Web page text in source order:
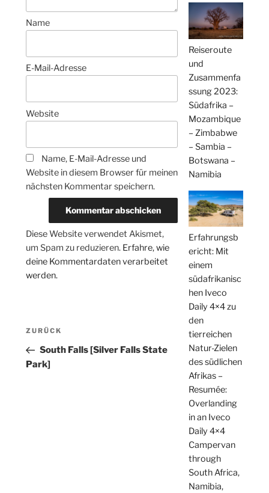
Name
E-Mail-Adresse
Website
Name, E-Mail-Adresse und
Website in diesem Browser für meinen
nächsten Kommentar speichern.
Diese Website verwendet Akismet,
um Spam zu reduzieren. Erfahre, wie
deine Kommentardaten verarbeitet
werden.
Beitragsnavigation
Vorheriger
Beitrag
ZURÜCK
South Falls [Silver Falls State
Park]
Reiseroute
und
Zusammenfa
ssung 2023:
Südafrika –
Mozambique
– Zimbabwe
– Sambia –
Botswana –
Namibia
Erfahrungsb
ericht: Mit
einem
südafrikanisc
hen Iveco
Daily 4×4 zu
den
tierreichen
Natur-Zielen
des südlichen
Afrikas –
Resumée:
Overlanding
in an Iveco
Daily 4×4
Campervan
through
South Africa,
Namibia,